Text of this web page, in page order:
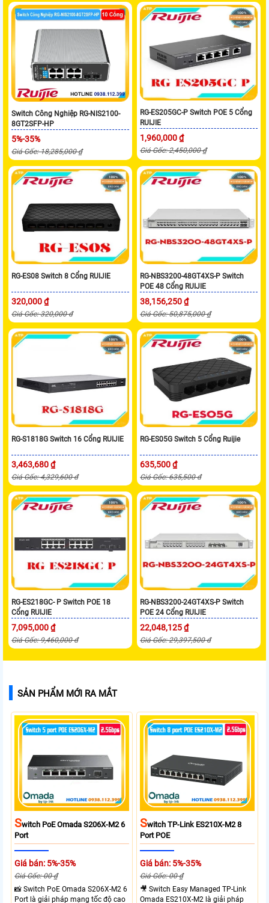
Switch Công Nghiệp RG-NIS2100-
8GT2SFP-HP
5%-35%
Giá Gốc: 18,285,000 ₫
RG-ES205GC-P Switch POE 5 Cổng
RUIJIE
1,960,000 ₫
Giá Gốc: 2,450,000 ₫
RG-ES08 Switch 8 Cổng RUIJIE
320,000 ₫
Giá Gốc: 320,000 đ
RG-NBS3200-48GT4XS-P Switch
POE 48 Cổng RUIJIE
38,156,250 ₫
Giá Gốc: 50,875,000 ₫
RG-S1818G Switch 16 Cổng RUIJIE
3,463,680 ₫
Giá Gốc: 4,329,600 đ
RG-ES05G Switch 5 Cổng Ruijie
635,500 ₫
Giá Gốc: 635,500 đ
RG-ES218GC- P Switch POE 18
Cổng RUIJIE
7,095,000 ₫
Giá Gốc: 9,460,000 đ
RG-NBS3200-24GT4XS-P Switch
POE 24 Cổng RUIJIE
22,048,125 ₫
Giá Gốc: 29,397,500 đ
SẢN PHẨM MỚI RA MẮT
SWitch PoE Omada S206X-M2 6
Port
Giá bán: 5%-35%
Giá Gốc: 00 ₫
📸 Switch PoE Omada S206X-M2 6
Port là giải pháp mạng tốc độ cao
SWitch TP-Link ES210X-M2 8
Port POE
Giá bán: 5%-35%
Giá Gốc: 00 ₫
🎥 Switch Easy Managed TP-Link
Omada ES210X-M2 là giải pháp